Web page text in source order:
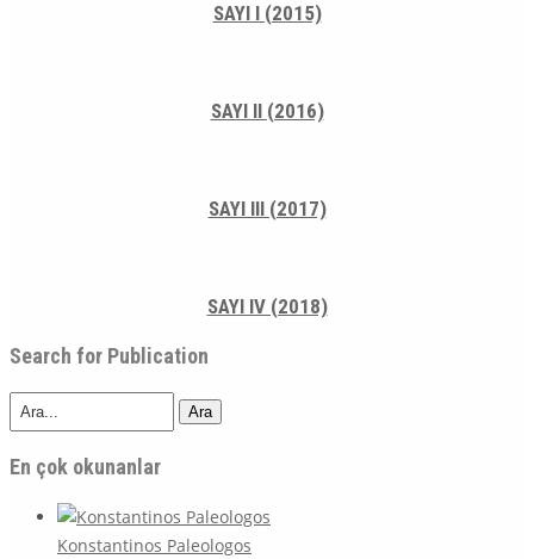
SAYI I (2015)
SAYI II (2016)
SAYI III (2017)
SAYI IV (2018)
Search for Publication
Ara
En çok okunanlar
Konstantinos Paleologos